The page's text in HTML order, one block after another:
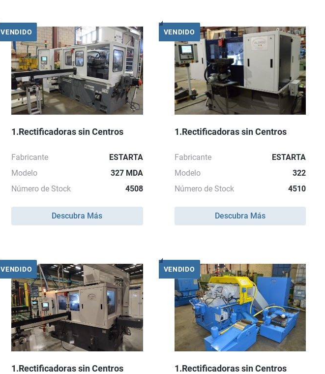
VENDIDO
1.Rectificadoras sin Centros
Fabricante
ESTARTA
Modelo
327 MDA
Número de Stock
4508
Descubra Más
VENDIDO
1.Rectificadoras sin Centros
Fabricante
ESTARTA
Modelo
322
Número de Stock
4510
Descubra Más
VENDIDO
1.Rectificadoras sin Centros
VENDIDO
1.Rectificadoras sin Centros